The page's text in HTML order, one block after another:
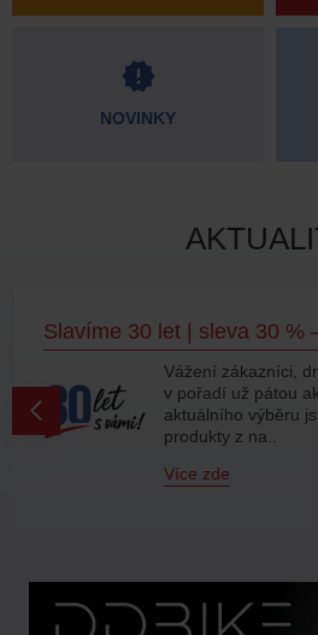
NOVINKY
Slavíme 30 let | sleva 30 %
Vážení zákazníci,
v pořadí už pátou
aktuálního výběru
produkty z na..
Více zde